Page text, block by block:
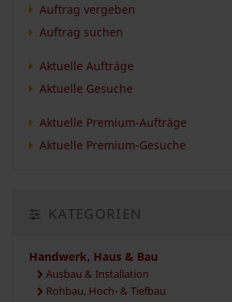
Auftrag vergeben
Auftrag suchen
Aktuelle Aufträge
Aktuelle Gesuche
Aktuelle Premium-Aufträge
Aktuelle Premium-Gesuche
KATEGORIEN
Handwerk, Haus & Bau
Ausbau & Installation
Rohbau, Hoch- & Tiefbau